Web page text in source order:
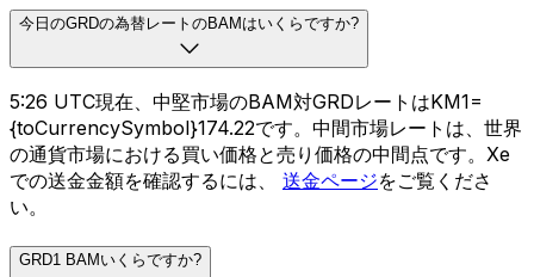
今日のGRDの為替レートのBAMはいくらですか?
5:26 UTC現在、中堅市場のBAM対GRDレートはKM1=
{toCurrencySymbol}174.22です。中間市場レートは、世界
の通貨市場における買い価格と売り価格の中間点です。Xe
での送金金額を確認するには、 送金ページをご覧くださ
い。
GRD1 BAMいくらですか?